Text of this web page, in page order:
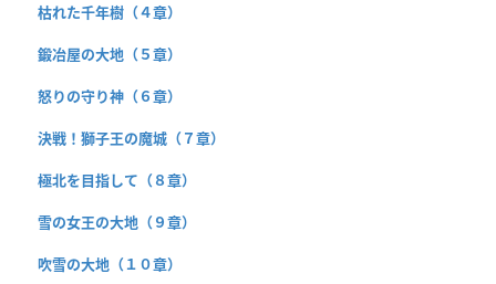
枯れた千年樹（４章）
鍛冶屋の大地（５章）
怒りの守り神（６章）
決戦！獅子王の魔城（７章）
極北を目指して（８章）
雪の女王の大地（９章）
吹雪の大地（１０章）